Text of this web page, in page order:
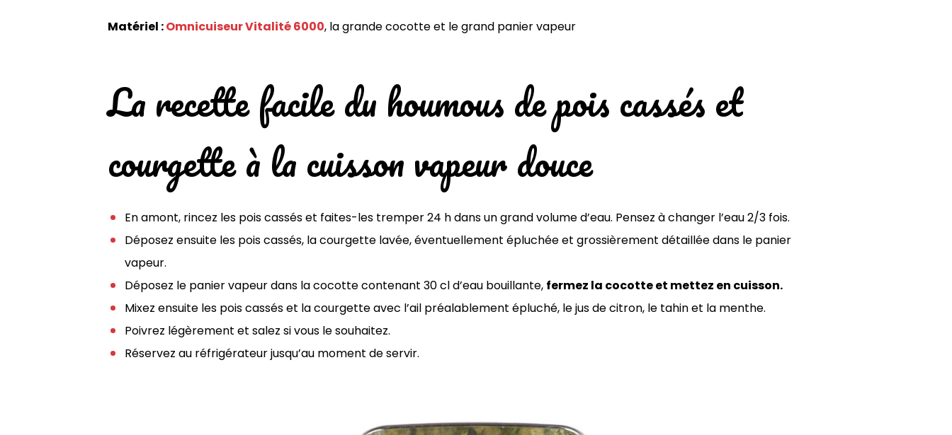
Matériel :Omnicuiseur Vitalité 6000, la grande cocotte et le grand panier vapeur
La recette facile du houmous de pois cassés et
courgette à la cuisson vapeur douce
En amont, rincez les pois cassés et faites-les tremper 24 h dans un grand volume d’eau. Pensez à changer l’eau 2/3 fois.
Déposez ensuite les pois cassés, la courgette lavée, éventuellement épluchée et grossièrement détaillée dans le panier
vapeur.
Déposez le panier vapeur dans la cocotte contenant 30 cl d’eau bouillante, fermez la cocotte et mettez en cuisson.
Mixez ensuite les pois cassés et la courgette avec l’ail préalablement épluché, le jus de citron, le tahin et la menthe.
Poivrez légèrement et salez si vous le souhaitez.
Réservez au réfrigérateur jusqu’au moment de servir.